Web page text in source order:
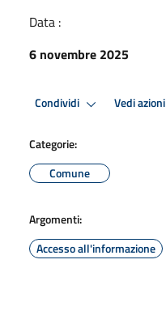
Data :
6 novembre 2025
Condividi Vedi azioni
Categorie:
Comune
Argomenti:
Accesso all'informazione